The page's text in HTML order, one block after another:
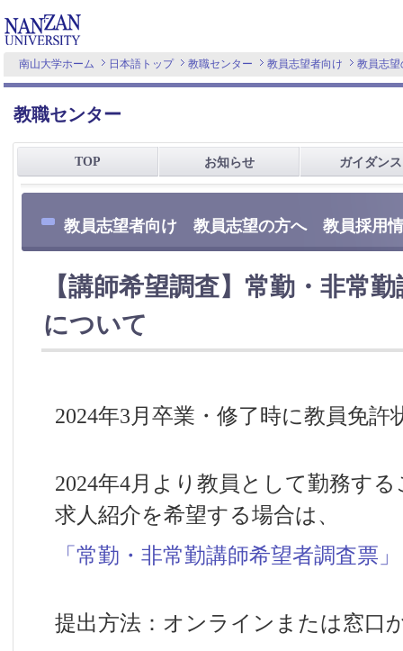
南山大学ホーム 日本語トップ 教職センター 教員志望者向け 教員志望
教職センター
TOP お知らせ ガイダンス
教員志望者向け 教員志望の方へ 教員採用
【講師希望調査】常勤・非常
について
2024年3月卒業・修了時に教員免
2024年4月より教員として勤務す
求人紹介を希望する場合は、
「常勤・非常勤講師希望者調査票」
提出方法：オンラインまたは窓口